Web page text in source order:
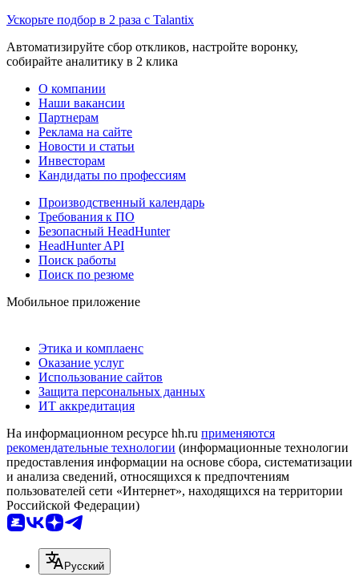
Ускорьте подбор в 2 раза с Talantix
Автоматизируйте сбор откликов, настройте воронку,
собирайте аналитику в 2 клика
О компании
Наши вакансии
Партнерам
Реклама на сайте
Новости и статьи
Инвесторам
Кандидаты по профессиям
Производственный календарь
Требования к ПО
Безопасный HeadHunter
HeadHunter API
Поиск работы
Поиск по резюме
Мобильное приложение
Этика и комплаенс
Оказание услуг
Использование сайтов
Защита персональных данных
ИТ аккредитация
На информационном ресурсе hh.ru применяются
рекомендательные технологии (информационные технологии
предоставления информации на основе сбора, систематизации
и анализа сведений, относящихся к предпочтениям
пользователей сети «Интернет», находящихся на территории
Российской Федерации)
Русский